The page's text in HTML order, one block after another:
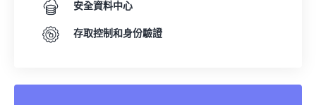
安全資料中心
存取控制和身份驗證